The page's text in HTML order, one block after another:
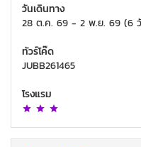
วันเดินทาง
28 ต.ค. 69 - 2 พ.ย. 69 (6
ทัวร์โค๊ด
JUBB261465
โรงแรม